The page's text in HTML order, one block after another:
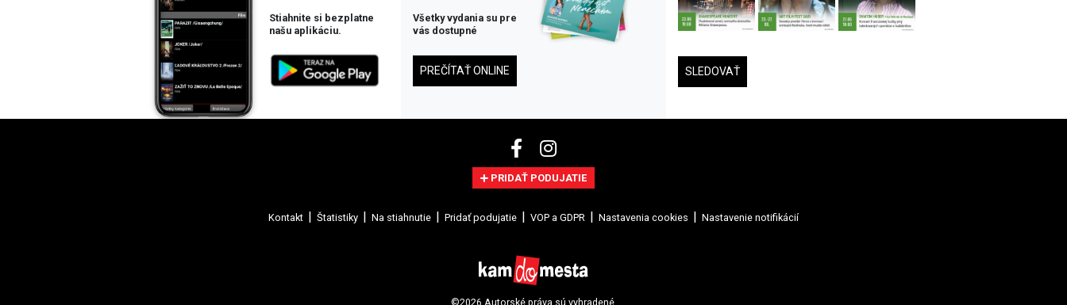
Stiahnite si bezplatne
našu aplikáciu.
Všetky vydania su pre
vás dostupné
PREČÍTAŤ ONLINE SLEDOVAŤ
PRIDAŤ PODUJATIE
Kontakt Štatistiky Na stiahnutie Pridať podujatie VOP a GDPR Nastavenia cookies Nastavenie notifikácií
©2026 Autorské práva sú vyhradené.